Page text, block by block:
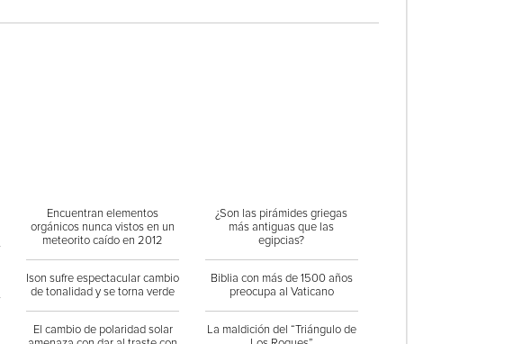
Encuentran elementos
orgánicos nunca vistos en un
meteorito caído en 2012
Ison sufre espectacular cambio
de tonalidad y se torna verde
El cambio de polaridad solar
¿Son las pirámides griegas
más antiguas que las
egipcias?
Biblia con más de 1500 años
preocupa al Vaticano
La maldición del “Triángulo de